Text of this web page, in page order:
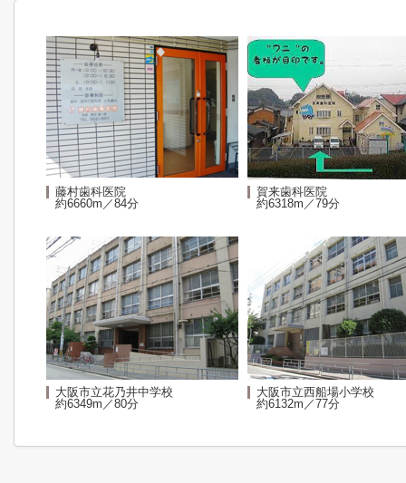
藤村歯科医院
約6660m／84分
賀来歯科医院
約6318m／79分
大阪市立花乃井中学校
約6349m／80分
大阪市立西船場小学校
約6132m／77分